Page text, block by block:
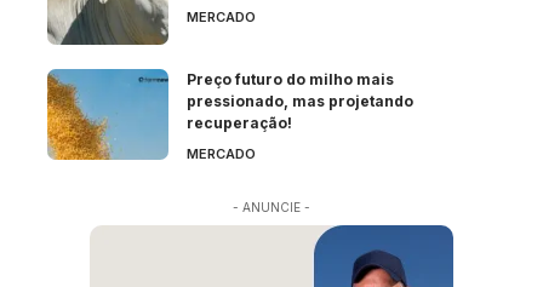
MERCADO
Preço futuro do milho mais
pressionado, mas projetando
recuperação!
MERCADO
- ANUNCIE -